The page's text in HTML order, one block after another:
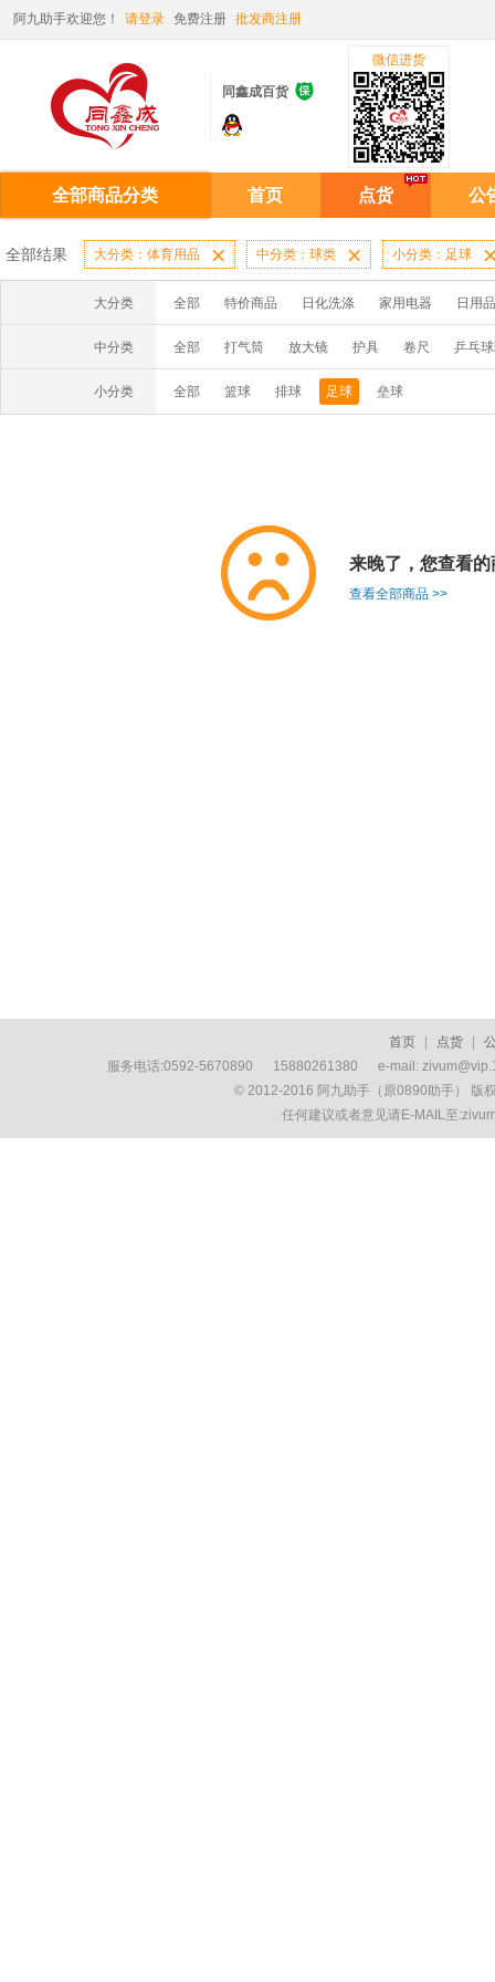
阿九助手欢迎您！ 请登录 免费注册 批发商注册
同鑫成百货 
微信进货
全部商品分类 首页 点货 公
全部结果 大分类：体育用品  中分类：球类  小分类：足球
大分类 全部 特价商品 日化洗涤 家用电器 日用品
中分类 全部 打气筒 放大镜 护具 卷尺 乒乓
小分类 全部 篮球 排球 足球 垒球
来晚了，您查看
查看全部商品 >>
首页 点货
服务电话:0592-5670890 15880261380 e-mail:
© 2012-2016 阿九助手（原0890助手） 版
任何建议或者意见请E-MAIL至